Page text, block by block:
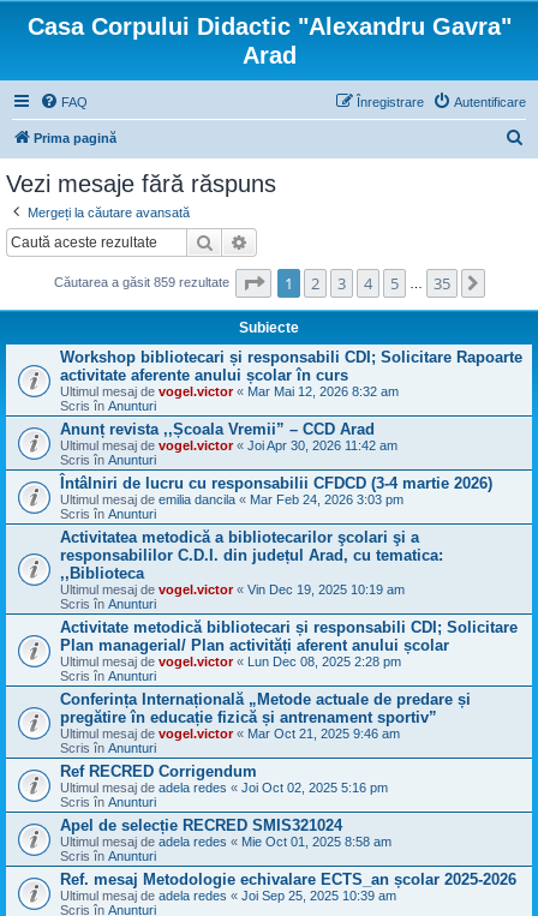
Casa Corpului Didactic "Alexandru Gavra"
Arad
FAQ Autentificare
Înregistrare
Prima pagină
e
Vezi mesaje fără răspuns
Mergeți la căutare avansată
Căutare
Căutarea a găsit 859 rezultate Pagina1 din 35
1 2 3 4 5 35
Subiecte
Workshop bibliotecari și responsabili CDI; Solicitare Rapoarte
activitate aferente anului școlar în curs
Ultimul mesaj de vogel.victor« Mar Mai 12, 2026 8:32 am
Scris în Anunturi
Anunț revista ,,Școala Vremii” – CCD Arad
Ultimul mesaj de vogel.victor« Joi Apr 30, 2026 11:42 am
Scris în Anunturi
Întâlniri de lucru cu responsabilii CFDCD (3-4 martie 2026)
Ultimul mesaj de emilia dancila « Mar Feb 24, 2026 3:03 pm
Scris în Anunturi
Activitatea metodică a bibliotecarilor şcolari şi a
responsabililor C.D.I. din județul Arad, cu tematica:
,,Biblioteca
Ultimul mesaj de vogel.victor« Vin Dec 19, 2025 10:19 am
Scris în Anunturi
Activitate metodică bibliotecari și responsabili CDI; Solicitare
Plan managerial/ Plan activități aferent anului școlar
Ultimul mesaj de vogel.victor« Lun Dec 08, 2025 2:28 pm
Scris în Anunturi
Conferința Internațională „Metode actuale de predare și
pregătire în educație fizică și antrenament sportiv”
Ultimul mesaj de vogel.victor« Mar Oct 21, 2025 9:46 am
Scris în Anunturi
Ref RECRED Corrigendum
Ultimul mesaj de adela redes « Joi Oct 02, 2025 5:16 pm
Scris în Anunturi
Apel de selecție RECRED SMIS321024
Ultimul mesaj de adela redes « Mie Oct 01, 2025 8:58 am
Scris în Anunturi
Ref. mesaj Metodologie echivalare ECTS_an școlar 2025-2026
Ultimul mesaj de adela redes « Joi Sep 25, 2025 10:39 am
Scris în Anunturi